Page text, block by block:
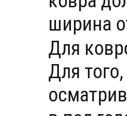
ширина
Для
Для